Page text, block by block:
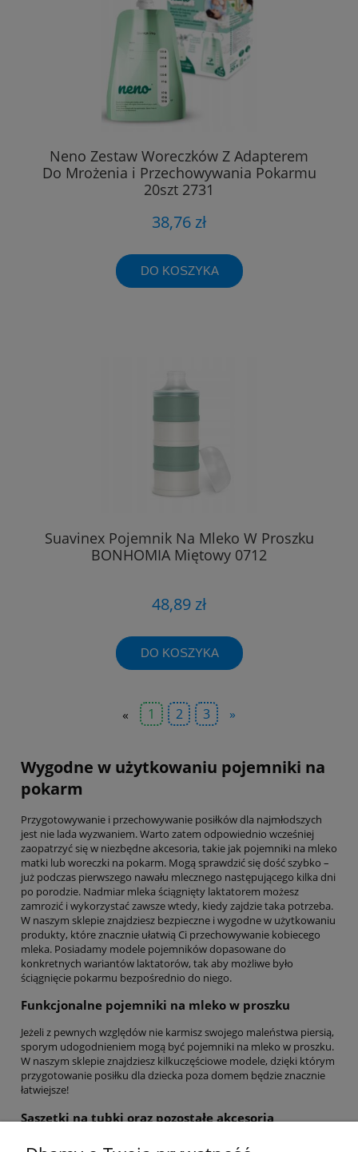
Neno Zestaw Woreczków Z Adapterem
Do Mrożenia i Przechowywania Pokarmu
20szt 2731
38,76 zł
DO KOSZYKA
Suavinex Pojemnik Na Mleko W Proszku
BONHOMIA Miętowy 0712
48,89 zł
DO KOSZYKA
« 1 2 3 »
Wygodne w użytkowaniu pojemniki na
pokarm
Przygotowywanie i przechowywanie posiłków dla najmłodszych
jest nie lada wyzwaniem. Warto zatem odpowiednio wcześniej
zaopatrzyć się w niezbędne akcesoria, takie jak pojemniki na mleko
matki lub woreczki na pokarm. Mogą sprawdzić się dość szybko –
już podczas pierwszego nawału mlecznego następującego kilka dni
po porodzie. Nadmiar mleka ściągnięty laktatorem możesz
zamrozić i wykorzystać zawsze wtedy, kiedy zajdzie taka potrzeba.
W naszym sklepie znajdziesz bezpieczne i wygodne w użytkowaniu
produkty, które znacznie ułatwią Ci przechowywanie kobiecego
mleka. Posiadamy modele pojemników dopasowane do
konkretnych wariantów laktatorów, tak aby możliwe było
ściągnięcie pokarmu bezpośrednio do niego.
Funkcjonalne pojemniki na mleko w proszku
Jeżeli z pewnych względów nie karmisz swojego maleństwa piersią,
sporym udogodnieniem mogą być pojemniki na mleko w proszku.
W naszym sklepie znajdziesz kilkuczęściowe modele, dzięki którym
przygotowanie posiłku dla dziecka poza domem będzie znacznie
łatwiejsze!
Saszetki na tubki oraz pozostałe akcesoria
Poza szerokim wyborem pojemników, w naszym sklepie znajdziesz